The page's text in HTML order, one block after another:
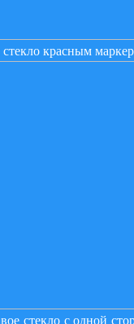
красным
стекло с одной